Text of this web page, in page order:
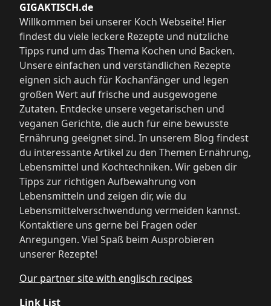
GIGAKTISCH.de
Willkommen bei unserer Koch Webseite! Hier
findest du viele leckere Rezepte und nützliche
Tipps rund um das Thema Kochen und Backen.
Unsere einfachen und verständlichen Rezepte
eignen sich auch für Kochanfänger und legen
großen Wert auf frische und ausgewogene
Zutaten. Entdecke unsere vegetarischen und
veganen Gerichte, die auch für eine bewusste
Ernährung geeignet sind. In unserem Blog findest
du interessante Artikel zu den Themen Ernährung,
Lebensmittel und Kochtechniken. Wir geben dir
Tipps zur richtigen Aufbewahrung von
Lebensmitteln und zeigen dir, wie du
Lebensmittelverschwendung vermeiden kannst.
Kontaktiere uns gerne bei Fragen oder
Anregungen. Viel Spaß beim Ausprobieren
unserer Rezepte!
Our partner site with englisch recipes
Link List